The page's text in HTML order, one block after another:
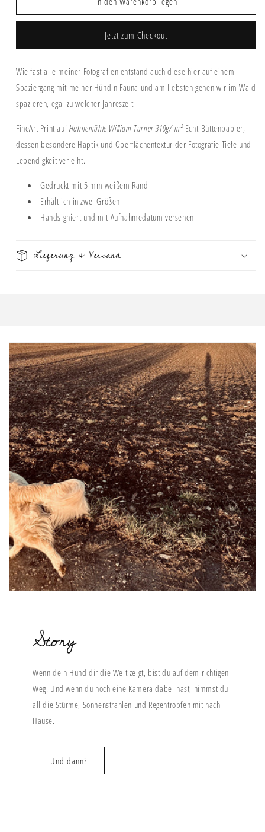
&quot;IN
Print
&quot;IN
THEJetzt zum Checkout
Wie fast alle meiner Fotografien entstand auch diese hier auf einem
Spaziergang mit meiner Hündin Fauna und am liebsten gehen wir im Wald
spazieren, egal zu welcher Jahreszeit.
FineArt Print aufHahnemühle William Turner 310g/m²Echt-Büttenpapier,
dessen besondere Haptik und Oberflächentextur der Fotografie Tiefe und
Lebendigkeit verleiht.
Gedruckt mit 5 mm weißem Rand
Erhältlich in zwei Größen
Handsigniert und mit Aufnahmedatum versehen
Lieferung & Versand
Story
Wenn dein Hund dir die Welt zeigt, bist du auf dem richtigen
Weg! Und wenn du noch eine Kamera dabei hast, nimmst du
all die Stürme, Sonnenstrahlen und Regentropfen mit nach
Hause.
Und dann?